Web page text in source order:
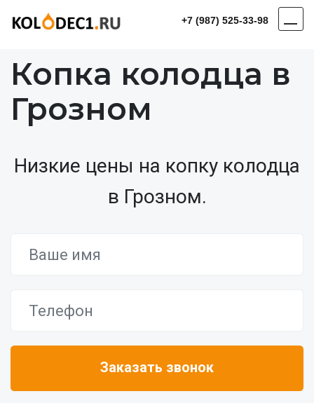
+7 (987) 525-33-98
Копка колодца в
Грозном
Низкие цены на копку колодца
в Грозном.